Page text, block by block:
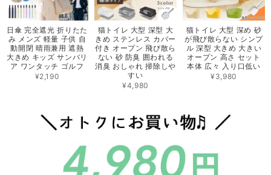
日傘 完全遮光 折りたた
み メンズ 軽量 子供 自
動開閉 晴雨兼用 遮熱
大きめ キッズ サンバリ
ア ワンタッチ ゴルフ
¥2,190
猫トイレ 大型 深型 大
きめ ステンレス カバー
付き オープン 飛び散ら
ない 砂 防臭 囲われる
消臭 おしゃれ 掃除しや
すい
¥4,980
猫トイレ 大型 深め 砂
が飛び散らない シンプ
ル 深型 大きめ 大きい
オープン 高さ セット
本体 広々 入り口低い
¥3,980